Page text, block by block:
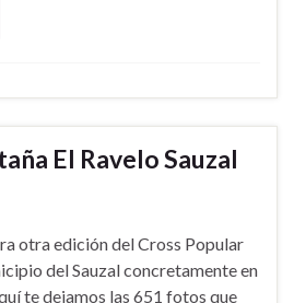
El Ravelo Sauzal
otra edición del Cross Popular
del Sauzal concretamente en
te dejamos las 651 fotos que